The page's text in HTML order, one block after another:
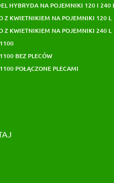
HYBRYDA NA POJEMNIKI 120 I 240
Z KWIETNIKIEM NA POJEMNIKI 120 L
Z KWIETNIKIEM NA POJEMNIKI 240 L
BEZ PLECÓW
POŁĄCZONE PLECAMI